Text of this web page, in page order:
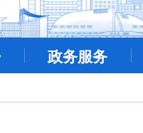
政务服务